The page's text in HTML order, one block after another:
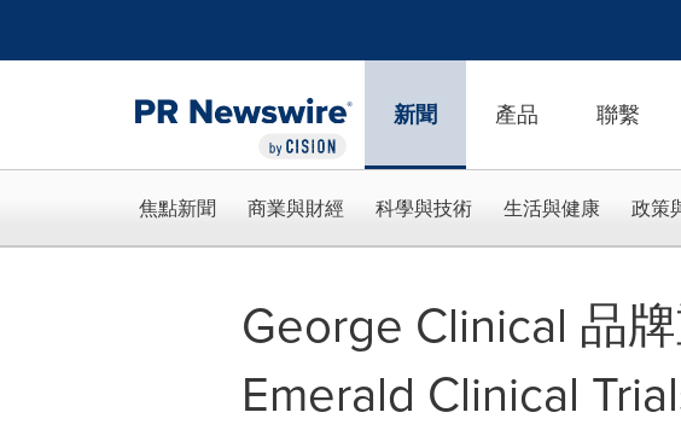
新聞 產品 聯繫
焦點新聞 商業與財經 科學與技術 生活與健康 政策
George Clinical 品
Emerald Clinical